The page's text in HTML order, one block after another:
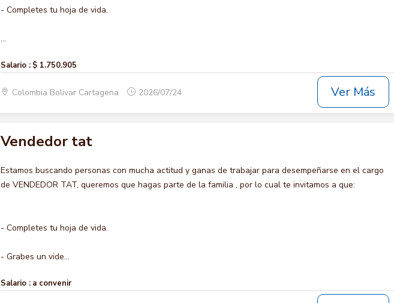
- Completes tu hoja de vida.
...
Salario : $ 1.750.905
Colombia Bolivar Cartagena 2026/07/24 Ver Más
Vendedor tat
Estamos buscando personas con mucha actitud y ganas de trabajar para desempeñarse en el cargo
de VENDEDOR TAT, queremos que hagas parte de la familia , por lo cual te invitamos a que:
- Completes tu hoja de vida.
- Grabes un vide...
Salario : a convenir